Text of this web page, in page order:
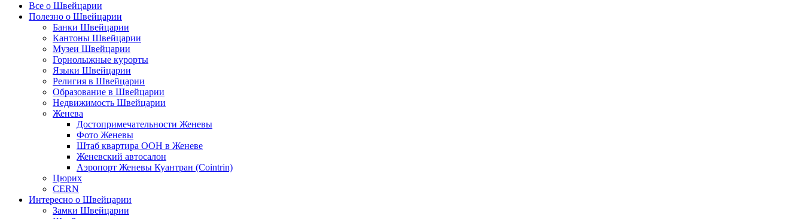
Все о Швейцарии
Полезно о Швейцарии
Банки Швейцарии
Кантоны Швейцарии
Музеи Швейцарии
Горнолыжные курорты
Языки Швейцарии
Религия в Швейцарии
Образование в Швейцарии
Недвижимость Швейцарии
Женева
Достопримечательности Женевы
Фото Женевы
Штаб квартира ООН в Женеве
Женевский автосалон
Аэропорт Женевы Куантран (Cointrin)
Цюрих
CERN
Интересно о Швейцарии
Замки Швейцарии